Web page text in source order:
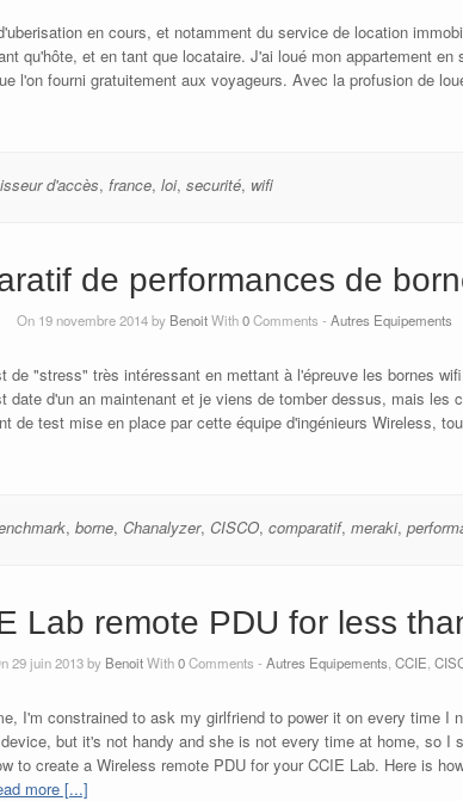
en cours, et notamment du service de location
qu'hôte, et en tant que locataire. J'ai loué mon appartement
l'on fourni gratuitement aux voyageurs. Avec la profusion de
d'accès, france, loi, securité, wifi
de performances de
On 19 novembre 2014 by BenoitWith0Comments - Autres Equipements
de "stress" très intéressant en mettant à l'épreuve les bornes
date d'un an maintenant et je viens de tomber dessus, mais les
de test mise en place par cette équipe d'ingénieurs Wireless,
, borne, Chanalyzer, CISCO, comparatif, meraki,
Lab remote PDU for less
29 juin 2013 by BenoitWith0Comments - Autres Equipements CCIE
I'm constrained to ask my girlfriend to power it on every time I
but it's not handy and she is not every time at home, so I
to create a Wireless remote PDU for your CCIE Lab. Here is
more [...]